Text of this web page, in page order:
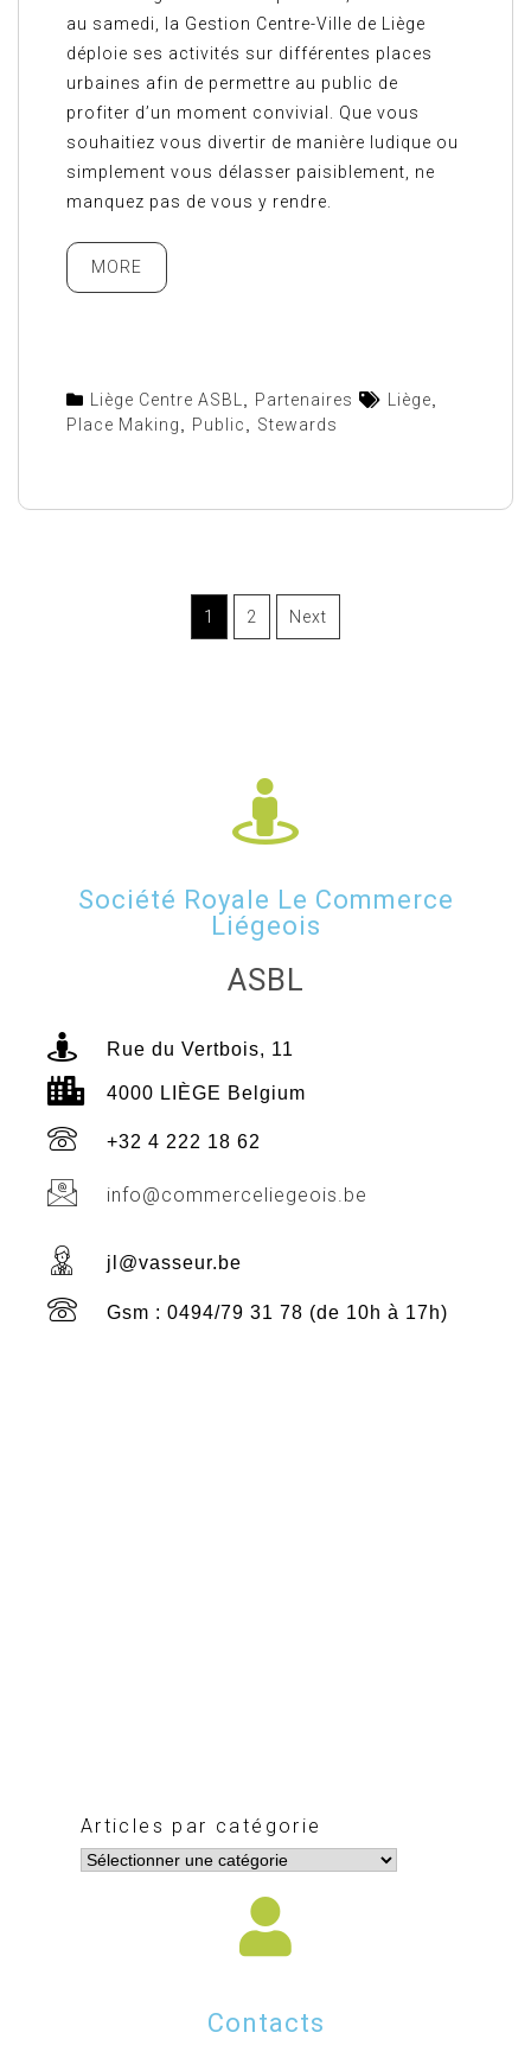
au samedi, la Gestion Centre-Ville de Liège
déploie ses activités sur différentes places
urbaines afin de permettre au public de
profiter d’un moment convivial. Que vous
souhaitiez vous divertir de manière ludique ou
simplement vous délasser paisiblement, ne
manquez pas de vous y rendre.
MORE
Liège Centre ASBL Partenaires Liège
Place Making
Public Stewards
1 2 Next
Société Royale Le Commerce
Liégeois
ASBL
Rue du Vertbois, 11
4000 LIÈGE Belgium
+32 4 222 18 62
info@commerceliegeois.be
jl@vasseur.be
Gsm : 0494/79 31 78 (de 10h à 17h)
Articles par catégorie
Contacts